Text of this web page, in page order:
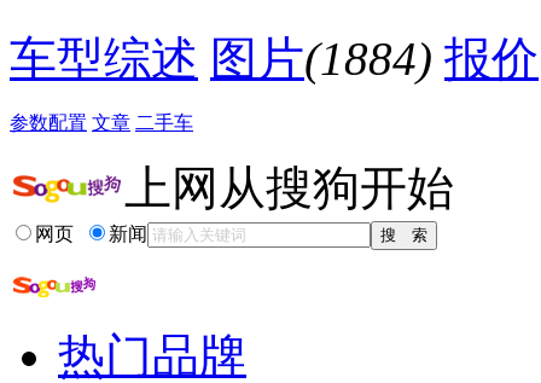
车型综述 图片(1884) 报价
参数配置 文章 二手车
上网从搜狗开始
网页 新闻
热门品牌